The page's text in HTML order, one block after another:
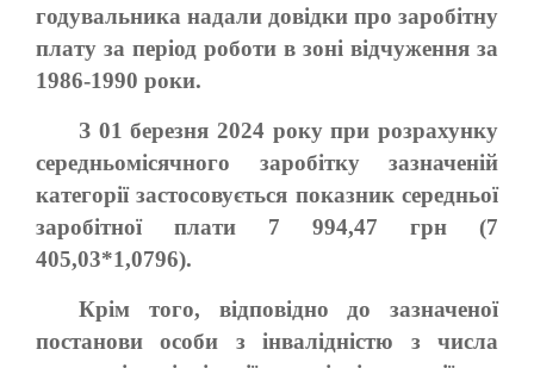
годувальника надали довідки про заробітну
плату за період роботи в зоні відчуження за
1986-1990 роки.
З 01 березня 2024 року при розрахунку
середньомісячного заробітку зазначеній
категорії застосовується показник середньої
заробітної плати 7 994,47 грн (7
405,03*1,0796).
Крім того, відповідно до зазначеної
постанови особи з інвалідністю з числа